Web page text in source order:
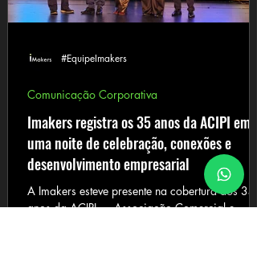
Imakers registra os 35 anos da ACIPI em
uma noite de celebração, conexões e
desenvolvimento empresarial
A Imakers esteve presente na cobertura dos 35
anos da ACIPI — Associação Comercial e
Comunicação Corporativa
#EquipeImakers